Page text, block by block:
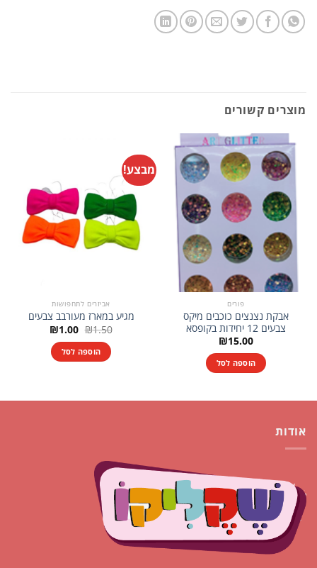
מוצרים קשורים
פורים
אבקת נצנצים כוכבים מיקס
צבעים 12 יחידות בקופסא
₪15.00
הוספה לסל
מבצע!
אביזרים לתחפושות
מגיע במארז מעורבב צבעים
₪1.50 המחיר
המקורי
היה:
₪1.50.
₪1.00 המחיר
הנוכחי
הוספה לסל
אודות